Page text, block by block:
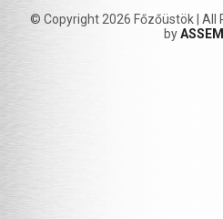
© Copyright 2026 Főzőüstök | All
by